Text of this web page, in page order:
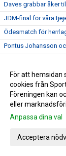
Daves grabbar åker
JDM-final för våra
Ödesmatch för
Pontus Johansson
Tung förlust för
Hertzögakronan
Seger 2-1 mot Bosna
Mv utbildning flyttad
Japan tränar på Ilanda
För att hemsidan
cookies från
Föreningen kan
eller
Anpassa dina val
Acceptera